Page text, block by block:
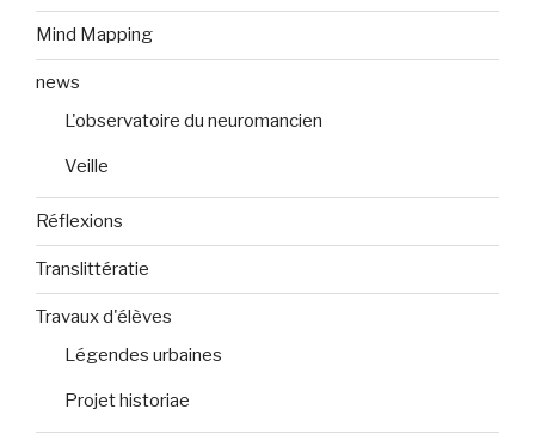
Mind Mapping
news
L'observatoire du neuromancien
Veille
Réflexions
Translittératie
Travaux d'élèves
Légendes urbaines
Projet historiae